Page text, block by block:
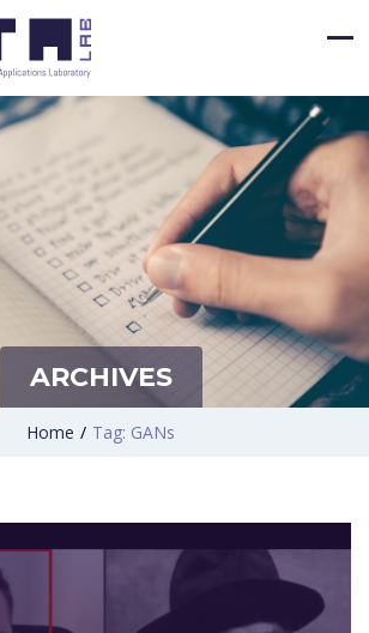
ARCHIVES
Home / Tag: GANs